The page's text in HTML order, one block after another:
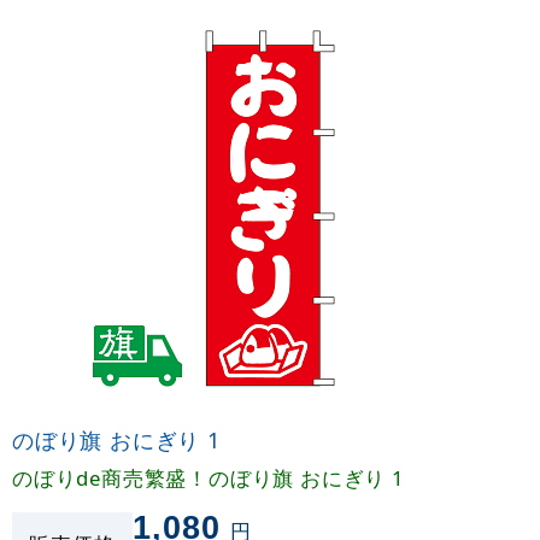
のぼり旗 おにぎり 1
のぼりde商売繁盛！のぼり旗 おにぎり 1
1,080 円